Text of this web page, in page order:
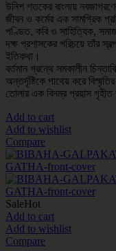
উনিশ শতকের বাংলায়
জীবন ও কর্মের এক সামগ্রিক
পণ্ডিত, কবি ও সাহিত্যিক,
দক্ষ প্রশাসকের পরিচয়ে তাঁর
ইতিকথা।
বর্তমান গ্রন্থে সমকালীন
অন্তর্দৃষ্টিকে পাথেয় করে
তোলার এক বিনম্র প্রয়াস গৃহীত
Add to cart
Add to wishlist
Compare
Sale Hot
Add to cart
Add to wishlist
Compare